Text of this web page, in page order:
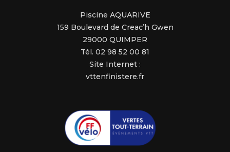
Piscine AQUARIVE
159 Boulevard de Creac’h Gwen
29000 QUIMPER
Tél. 02 98 52 00 81
Site Internet :
vttenfinistere.fr